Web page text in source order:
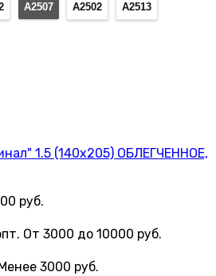
А2507 А2502 А2513
1.5 (140х205) ОБЛЕГЧЕННОЕ,